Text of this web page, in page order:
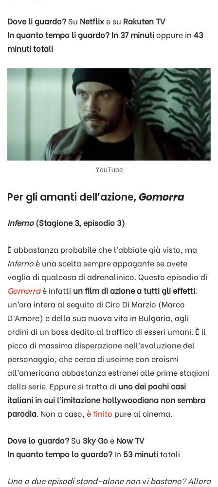
Dove li guardo? Su Netflixe su Rakuten TV
In quanto tempo li guardo? In 37 minutioppure in 43
minutitotali
YouTube
Per gli amanti dell’azione,Gomorra
Inferno(Stagione 3, episodio 3)
È abbastanza probabile che l’abbiate già visto, ma
Infernoè una scelta sempre appagante se avete
voglia di qualcosa di adrenalinico. Questo episodio di
Gomorraè infatti un film di azione a tutti gli effetti:
un’ora intera al seguito di Ciro Di Marzio (Marco
D’Amore) e della sua nuova vita in Bulgaria, agli
ordini di un boss dedito al traffico di esseri umani. È il
picco di massima disperazione nell’evoluzione del
personaggio, che cerca di uscirne con eroismi
all’americana abbastanza estranei alle prime stagioni
della serie. Eppure si tratta di uno dei pochi casi
italiani in cui l’imitazione hollywoodiana non sembra
parodia. Non a caso, è finito pure al cinema.
Dove lo guardo? Su Sky Goe Now TV
In quanto tempo lo guardo? In 53 minutitotali
Uno o due episodi stand-alone nonvi bastano? Allora